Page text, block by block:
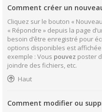
Comment créer un
Cliquez sur le bouton «
« Répondre » depuis la page
besoin d’être enregistré pour
options disponibles est
exemple : Vous pouvez poster
joindre des fichiers, etc.
Haut
Comment modifier ou